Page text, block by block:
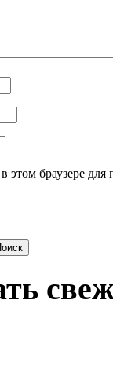
этом браузере